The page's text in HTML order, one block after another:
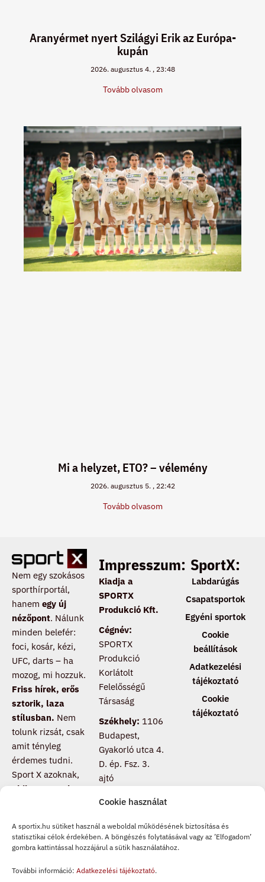
Cookie használat
A sportix.hu sütiket használ a weboldal működésének biztosítása és
statisztikai célok érdekében. A böngészés folytatásával vagy az ’Elfogadom’
gombra kattintással hozzájárul a sütik használatához.
További információ: Adatkezelési tájékoztató.
Aranyérmet nyert Szilágyi Erik az Európa-
kupán
2026. augusztus 4. 23:48
Tovább olvasom
Mi a helyzet, ETO? – vélemény
2026. augusztus 5. 22:42
Tovább olvasom
Nem egy szokásos
sporthírportál,
hanem egy új
nézőpont. Nálunk
minden belefér:
foci, kosár, kézi,
UFC, darts – ha
mozog, mi hozzuk.
Friss hírek, erős
sztorik, laza
stílusban. Nem
tolunk rizsát, csak
amit tényleg
érdemes tudni.
Sport X azoknak,
akik nem csak
Csatlakozz, ha te
is másképp
sportot.
Impresszum:
Kiadja a
SPORTX
Produkció Kft.
Cégnév:
SPORTX
Produkció
Korlátolt
Felelősségű
Társaság
Székhely: 1106
Budapest,
Gyakorló utca 4.
D. ép. Fsz. 3.
ajtó
SportX:
Labdarúgás
Csapatsportok
Egyéni sportok
Cookie
beállítások
Adatkezelési
tájékoztató
Cookie
tájékoztató